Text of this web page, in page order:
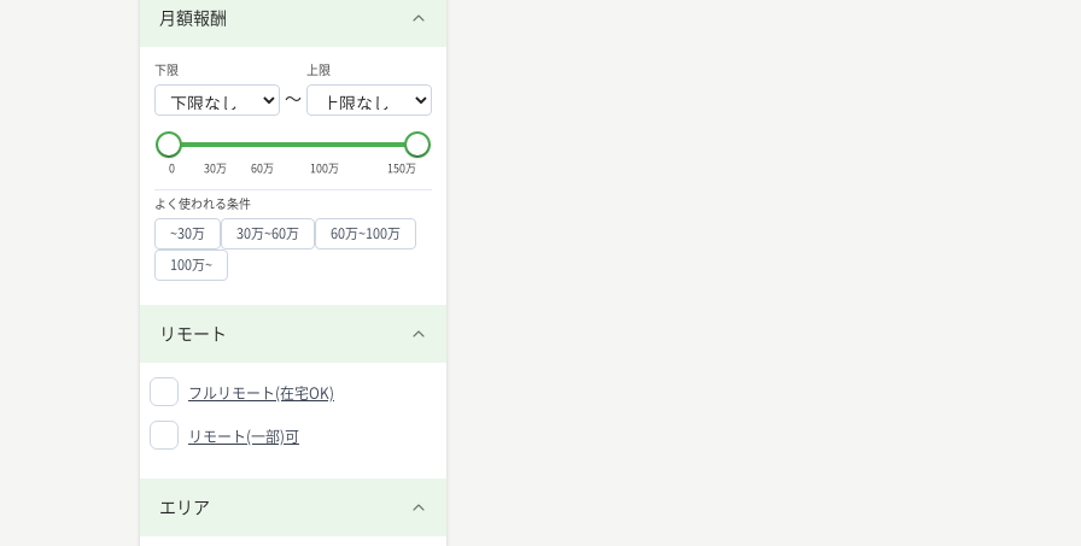
月額報酬
下限
〜
上限
0 30万 60万 100万 150万
よく使われる条件
~30万 30万~60万 60万~100万
100万~
リモート
フルリモート(在宅OK)
リモート(一部)可
エリア